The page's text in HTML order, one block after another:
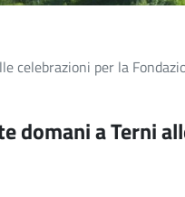
per la
domani a Terni